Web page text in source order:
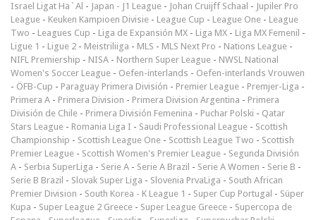
Israel Ligat Ha`Al - Japan - J1 League - Johan Cruijff Schaal - Jupiler Pro
League - Keuken Kampioen Divisie - League Cup - League One - League
Two - Leagues Cup - Liga de Expansión MX - Liga MX - Liga MX Femenil -
Ligue 1 - Ligue 2 - Meistriliiga - MLS - MLS Next Pro - Nations League -
NIFL Premiership - NISA - Northern Super League - NWSL National
Women's Soccer League - Oefen-interlands - Oefen-interlands Vrouwen
- ÖFB-Cup - Paraguay Primera División - Premier League - Premjer-Liga -
Primera A - Primera Division - Primera Division Argentina - Primera
División de Chile - Primera División Femenina - Puchar Polski - Qatar
Stars League - Romania Liga I - Saudi Professional League - Scottish
Championship - Scottish League One - Scottish League Two - Scottish
Premier League - Scottish Women's Premier League - Segunda División
A - Serbia SuperLiga - Serie A - Serie A Brazil - Serie A Women - Serie B -
Serie B Brazil - Slovak Super Liga - Slovenia PrvaLiga - South African
Premier Division - South Korea - K League 1 - Super Cup Portugal - Süper
Kupa - Super League 2 Greece - Super League Greece - Supercopa de